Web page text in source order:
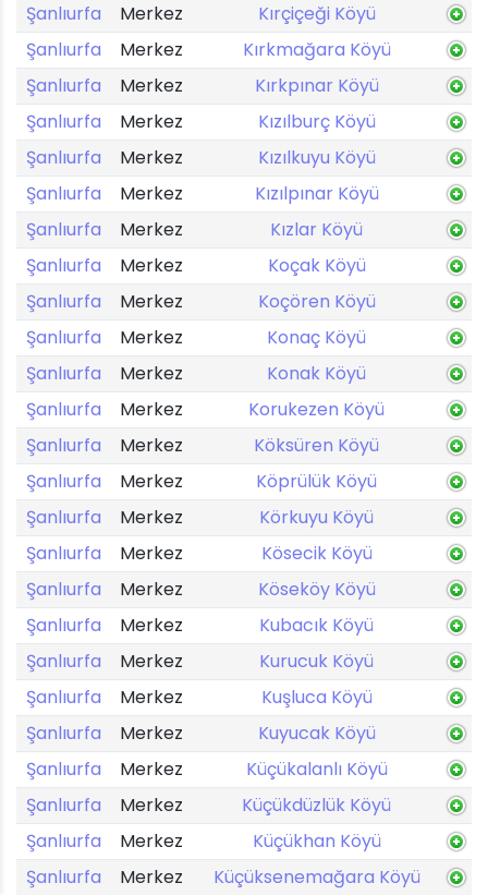
Şanlıurfa
Merkez
Kırçiçeği Köyü
Şanlıurfa
Merkez
Kırkmağara Köyü
Şanlıurfa
Merkez
Kırkpınar Köyü
Şanlıurfa
Merkez
Kızılburç Köyü
Şanlıurfa
Merkez
Kızılkuyu Köyü
Şanlıurfa
Merkez
Kızılpınar Köyü
Şanlıurfa
Merkez
Kızlar Köyü
Şanlıurfa
Merkez
Koçak Köyü
Şanlıurfa
Merkez
Koçören Köyü
Şanlıurfa
Merkez
Konaç Köyü
Şanlıurfa
Merkez
Konak Köyü
Şanlıurfa
Merkez
Korukezen Köyü
Şanlıurfa
Merkez
Köksüren Köyü
Şanlıurfa
Merkez
Köprülük Köyü
Şanlıurfa
Merkez
Körkuyu Köyü
Şanlıurfa
Merkez
Kösecik Köyü
Şanlıurfa
Merkez
Köseköy Köyü
Şanlıurfa
Merkez
Kubacık Köyü
Şanlıurfa
Merkez
Kurucuk Köyü
Şanlıurfa
Merkez
Kuşluca Köyü
Şanlıurfa
Merkez
Kuyucak Köyü
Şanlıurfa
Merkez
Küçükalanlı Köyü
Şanlıurfa
Merkez
Küçükdüzlük Köyü
Şanlıurfa
Merkez
Küçükhan Köyü
Şanlıurfa
Merkez Küçüksenemağara Köyü